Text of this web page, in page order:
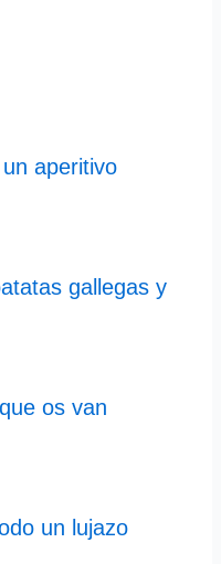
aperitivo
gallegas y
os van
un lujazo